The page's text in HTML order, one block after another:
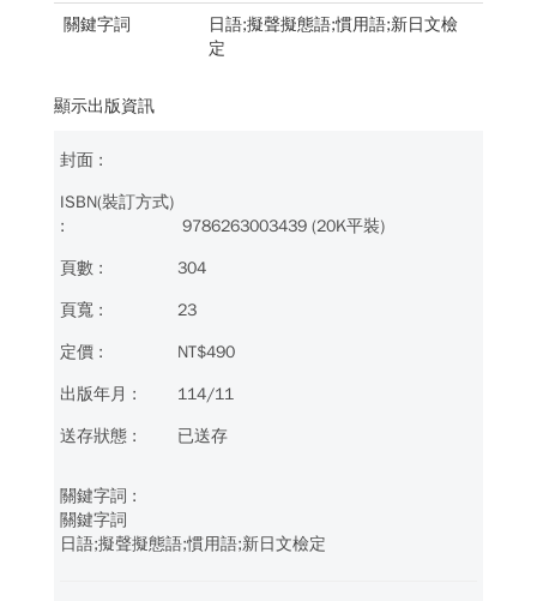
關鍵字詞
日語;擬聲擬態語;慣用語;新日文檢
定
顯示出版資訊
9786263003439 (20K平裝)
304
23
NT$490
114/11
已送存
關鍵字詞
日語;擬聲擬態語;慣用語;新日文檢定